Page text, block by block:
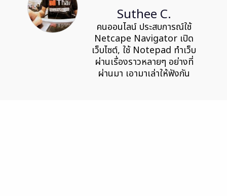
Suthee C.
คนออนไลน์ ประสบการณ์ใช้
Netcape Navigator เปิด
เว็บไซต์, ใช้ Notepad ทำเว็บ
ผ่านเรื่องราวหลายๆ อย่างที่
ผ่านมา เอามาเล่าให้ฟังกัน